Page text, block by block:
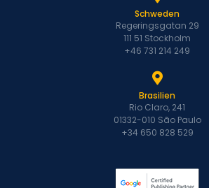
Schweden
Regeringsgatan 29
111 51 Stockholm
+46 731 214 249
Brasilien
Rio Claro, 241
01332-010 São Paulo
+34 650 828 529